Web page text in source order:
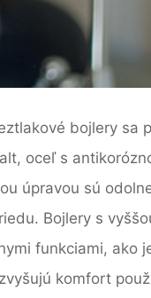
bojlery sa
oceľ s
úpravou sú
Bojlery s
funkciami, ako
komfort